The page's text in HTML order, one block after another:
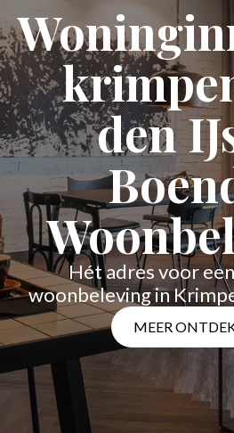
den
Hét adres voor
woonbeleving in
MEER